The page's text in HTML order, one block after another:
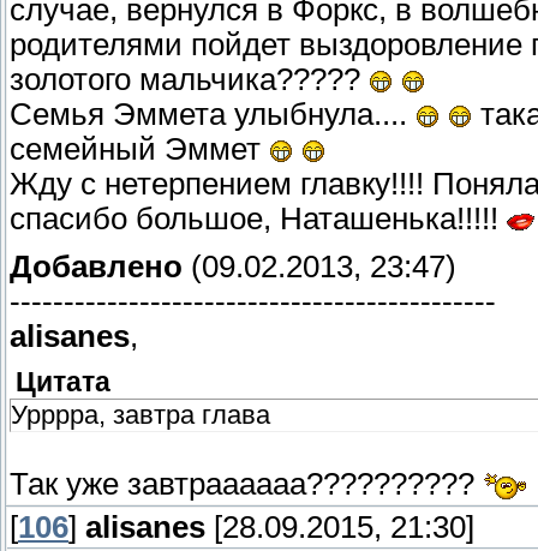
случае, вернулся в Форкс, в
родителями пойдет выздоровление
золотого мальчика?????
Семья Эммета улыбнула....
семейный Эммет
Жду с нетерпением главку!!!!
спасибо большое, Наташенька!!!!!
Добавлено (09.02.2013, 23:47)
---------------------------------------------
alisanes,
Цитата
Урррра, завтра глава
Так уже завтраааааа??????????
[106] alisanes [28.09.2015, 21:30]